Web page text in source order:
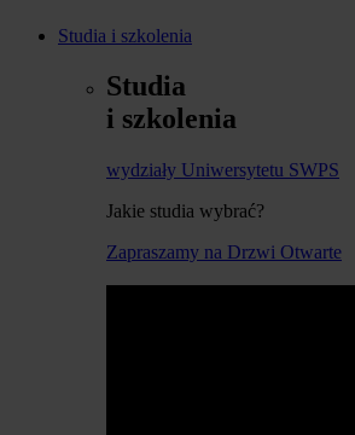
Studia i szkolenia
Studia
i szkolenia
wydziały Uniwersytetu SWPS
Jakie studia wybrać?
Zapraszamy na Drzwi Otwarte